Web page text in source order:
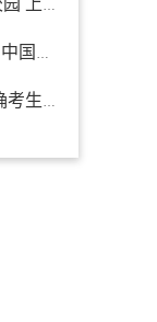
上
国行
考生